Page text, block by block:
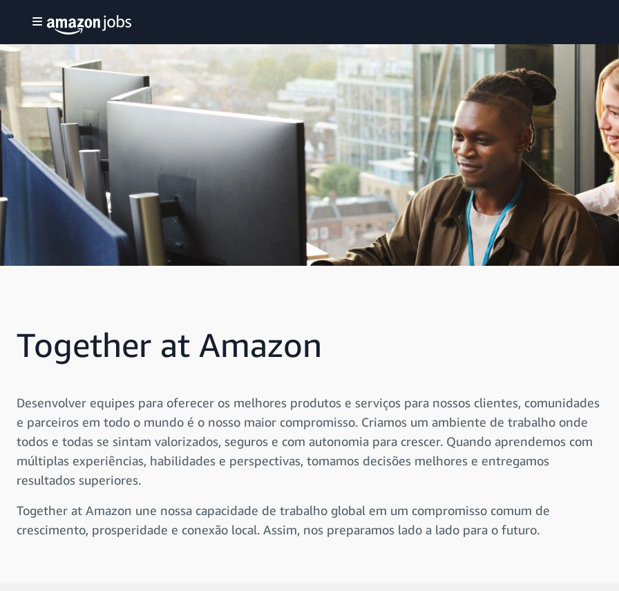
Together at Amazon
Desenvolver equipes para oferecer os melhores produtos e serviços para nossos clientes, comunidades
e parceiros em todo o mundo é o nosso maior compromisso. Criamos um ambiente de trabalho onde
todos e todas se sintam valorizados, seguros e com autonomia para crescer. Quando aprendemos com
múltiplas experiências, habilidades e perspectivas, tomamos decisões melhores e entregamos
resultados superiores.
Together at Amazon une nossa capacidade de trabalho global em um compromisso comum de
crescimento, prosperidade e conexão local. Assim, nos preparamos lado a lado para o futuro.